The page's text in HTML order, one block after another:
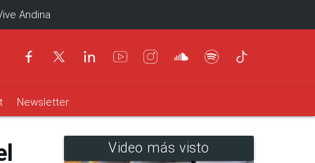
Andina
Newsletter
Video más visto